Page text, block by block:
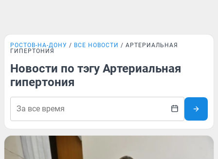
РОСТОВ-НА-ДОНУ ВСЕ НОВОСТИ
АРТЕРИАЛЬНАЯ
ГИПЕРТОНИЯ
Новости по тэгу Артериальная
гипертония